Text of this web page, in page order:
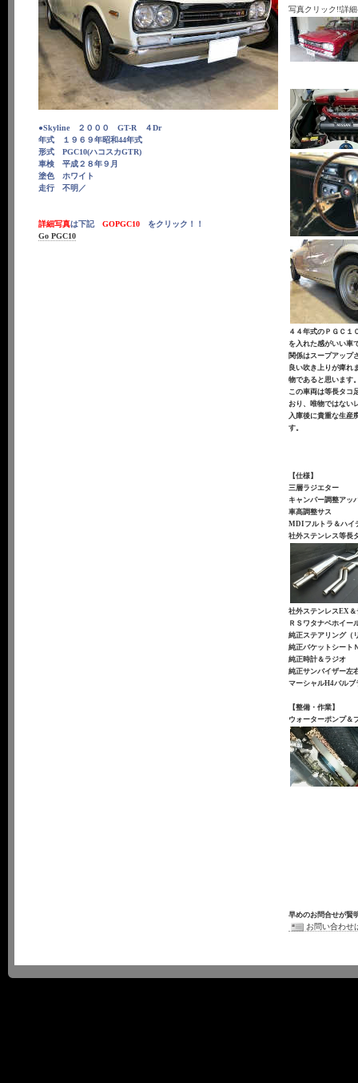
●Skyline ２０００ GT-R ４Dr
年式 １９６９年昭和44年式
形式 PGC10(ハコスカGTR)
車検 平成２８年９月
塗色 ホワイト
走行 不明／
詳細写真は下記 GOPGC10 をクリック！！
Go PGC10
写真クリック!!詳
４４年式のＰＧＣ１
を入れた感がいい車
関係はスープアップ
良い吹き上りが痺れ
物であると思います
この車両は等長タコ
おり、唯物ではない
入庫後に貴重な生産
す。
【仕様】
三層ラジエター
キャンパー調整アッ
車高調整サス
MDIフルトラ＆ハイ
社外ステンレス等長
社外ステンレスEX
ＲＳワタナベホイー
純正ステアリング（
純正バケットシート
純正時計＆ラジオ
純正サンバイザー左
マーシャルH4バルブ
【整備・作業】
ウォーターポンプ＆
早めのお問合せが賢
お問い合わせ